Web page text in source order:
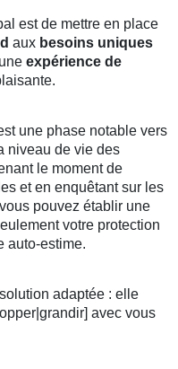
est de mettre en place
aux besoins uniques
expérience de
une phase notable vers
niveau de vie des
le moment de
et en enquêtant sur les
pouvez établir une
votre protection
auto-estime.
adaptée : elle
avec vous